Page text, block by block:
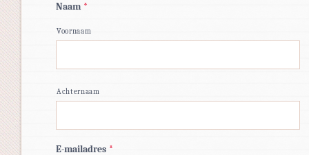
Naam *
Voornaam
Achternaam
E-mailadres *